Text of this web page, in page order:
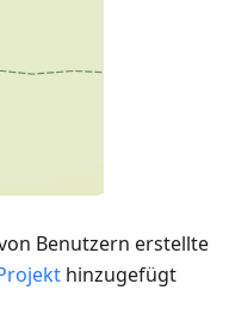
Benutzern erstellte
hinzugefügt